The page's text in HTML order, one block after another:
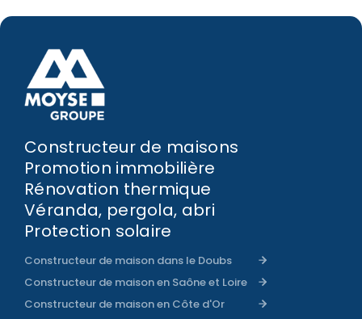
Constructeur de maisons
Promotion immobilière
Rénovation thermique
Véranda, pergola, abri
Protection solaire
Constructeur de maison dans le Doubs
Constructeur de maison en Saône et Loire
Constructeur de maison en Côte d'Or